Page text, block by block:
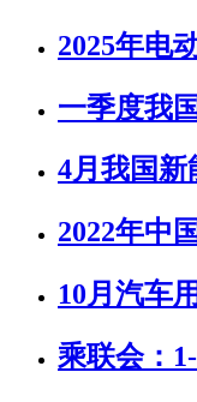
2025年电
一季度我
4月我国新
2022年中
10月汽车
乘联会：